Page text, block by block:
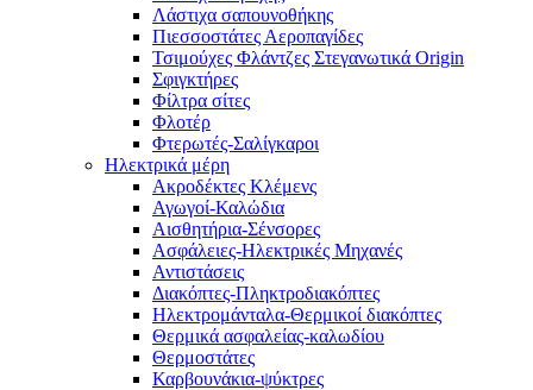
Λάστιχα σαπουνοθήκης
Πιεσσοστάτες Αεροπαγίδες
Τσιμούχες Φλάντζες Στεγανωτικά Origin
Σφιγκτήρες
Φίλτρα σίτες
Φλοτέρ
Φτερωτές-Σαλίγκαροι
Ηλεκτρικά μέρη
Ακροδέκτες Κλέμενς
Αγωγοί-Καλώδια
Αισθητήρια-Σένσορες
Ασφάλειες-Ηλεκτρικές Μηχανές
Αντιστάσεις
Διακόπτες-Πληκτροδιακόπτες
Ηλεκτρομάνταλα-Θερμικοί διακόπτες
Θερμικά ασφαλείας-καλωδίου
Θερμοστάτες
Καρβουνάκια-ψύκτρες